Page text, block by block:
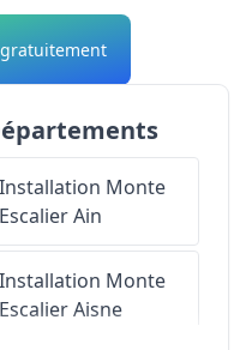
Installation Monte
EscalierAin
Installation Monte
EscalierAisne